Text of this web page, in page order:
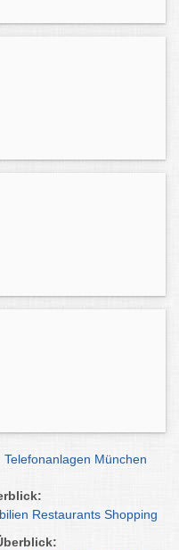
Telefonanlagen München
Restaurants Shopping